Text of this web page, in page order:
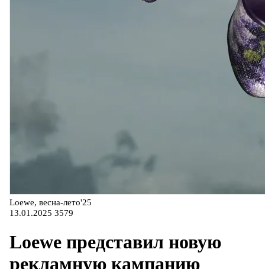
Loewe, весна-лето'25
13.01.2025 3579
Loewe представил новую
рекламную кампанию